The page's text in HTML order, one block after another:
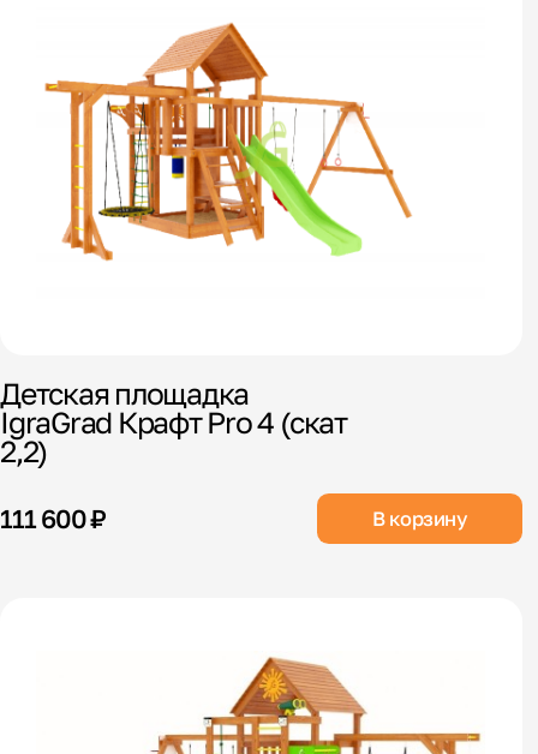
Детская площадка
IgraGrad Крафт Pro 4 (скат
2,2)
111 600 ₽ В корзину